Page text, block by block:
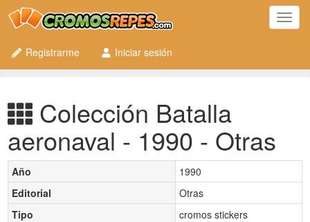
Registrarme
Iniciar sesión
Colección Batalla
aeronaval - 1990 - Otras
Año
1990
Editorial
Otras
Tipo
cromos stickers